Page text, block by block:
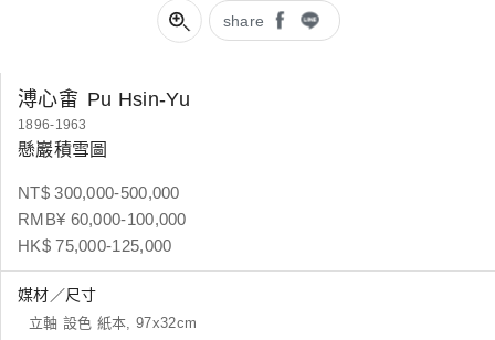
share
溥心畬 Pu Hsin-Yu
1896-1963
懸巖積雪圖
NT$ 300,000-500,000
RMB¥ 60,000-100,000
HK$ 75,000-125,000
媒材／尺寸
立軸 設色 紙本, 97x32cm